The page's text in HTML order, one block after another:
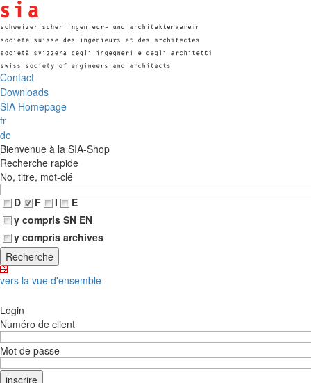
Contact
Downloads
SIA Homepage
fr
de
Bienvenue à la SIA-Shop
Recherche rapide
No, titre, mot-clé
D
F I
E
y compris SN EN
y compris archives
vers la vue d'ensemble
Login
Numéro de client
Mot de passe